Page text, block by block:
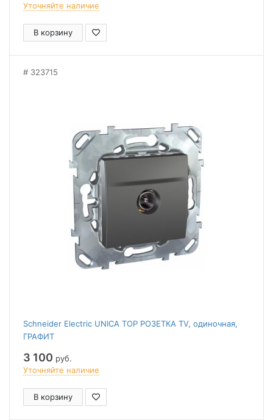
Уточняйте наличие
В корзину
323715
Schneider Electric UNICA TOP РОЗЕТКА TV, одиночная,
ГРАФИТ
3 100 руб.
Уточняйте наличие
В корзину